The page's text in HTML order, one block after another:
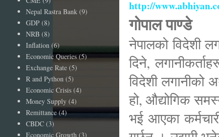
http://
गोपाल पाण्डे
नेपालको विदेशी
दिने,
विदेशी लगानीको
हो, औद्योगिक
भई आएका
Nepal Rastra Bank (9)
GDP (8)
NRB (8)
Inflation (6)
Economic Queries (5)
Exchange Rate (5)
R and Python (5)
Economic Crisis (4)
Money Supply (4)
Remittance (4)
CBDC (3)
Economic Growth (3)